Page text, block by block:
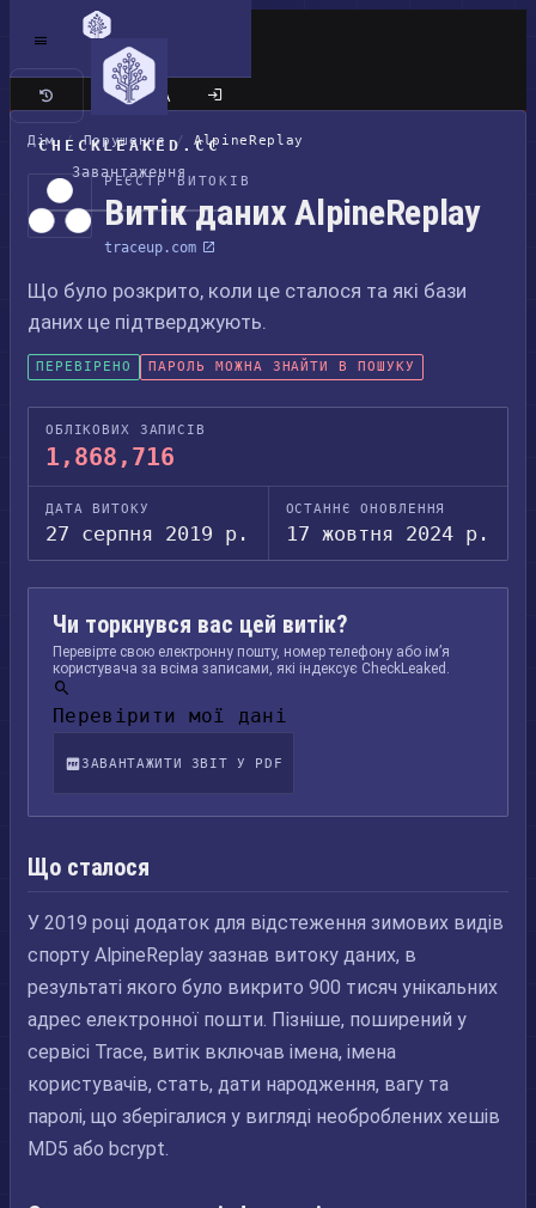
CHECKLEAKED.CC
Завантаження
Класичний сайт
Дім / Порушення / AlpineReplay
РЕЄСТР ВИТОКІВ
Витік даних AlpineReplay
traceup.com
Що було розкрито, коли це сталося та які бази
даних це підтверджують.
ПЕРЕВІРЕНО ПАРОЛЬ МОЖНА ЗНАЙТИ В ПОШУКУ
ОБЛІКОВИХ ЗАПИСІВ
1,868,716
ДАТА ВИТОКУ
27 серпня 2019 р.
ОСТАННЄ ОНОВЛЕННЯ
17 жовтня 2024 р.
Чи торкнувся вас цей витік?
Перевірте свою електронну пошту, номер телефону або ім’я
користувача за всіма записами, які індексує CheckLeaked.
Перевірити мої дані
ЗАВАНТАЖИТИ ЗВІТ У PDF
Що сталося
У 2019 році додаток для відстеження зимових видів
спорту AlpineReplay зазнав витоку даних, в
результаті якого було викрито 900 тисяч унікальних
адрес електронної пошти. Пізніше, поширений у
сервісі Trace, витік включав імена, імена
користувачів, стать, дати народження, вагу та
паролі, що зберігалися у вигляді необроблених хешів
MD5 або bcrypt.